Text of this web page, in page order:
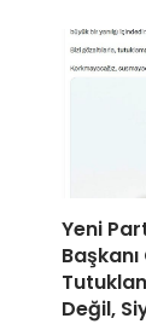
Yeni
Değil,